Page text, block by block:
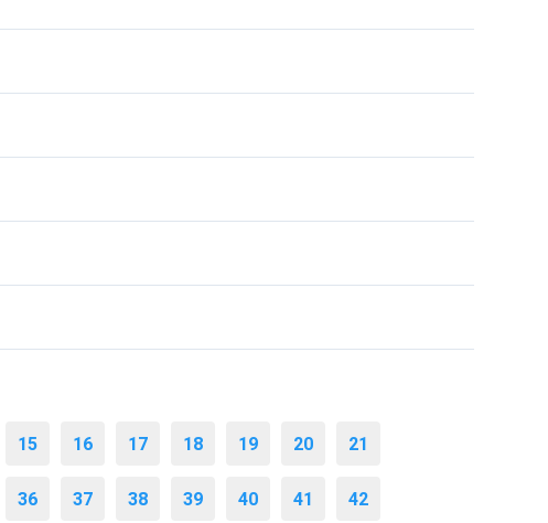
15 16 17 18 19 20 21
36 37 38 39 40 41 42